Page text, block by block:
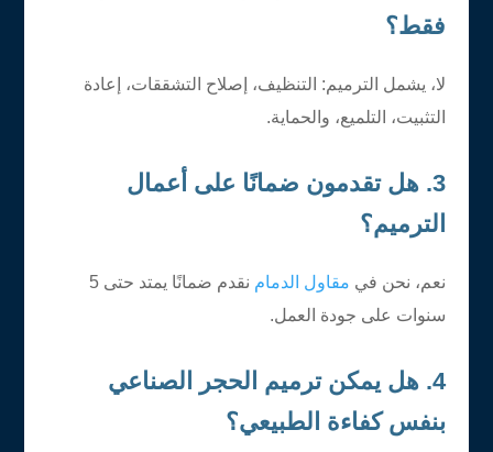
فقط؟
لا، يشمل الترميم: التنظيف، إصلاح التشققات، إعادة
التثبيت، التلميع، والحماية.
3. هل تقدمون ضمانًا على أعمال
الترميم؟
نعم، نحن في مقاول الدمام
نقدم ضمانًا يمتد حتى 5
سنوات على جودة العمل.
4. هل يمكن ترميم الحجر الصناعي
بنفس كفاءة الطبيعي؟